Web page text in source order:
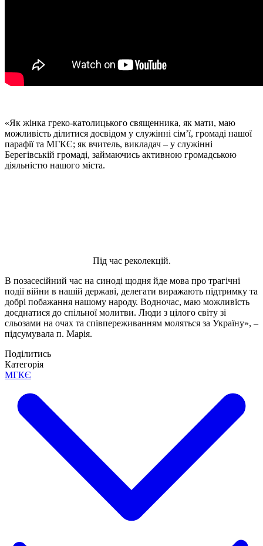
«Як жінка греко-католицького священника, як мати, маю
можливість ділитися досвідом у служінні сім’ї, громаді нашої
парафії та МГКЄ; як вчитель, викладач – у служінні
Берегівській громаді, займаючись активною громадською
діяльністю нашого міста.
Під час реколекцій.
В позасесійний час на синоді щодня йде мова про трагічні
події війни в нашій державі, делегати виражають підтримку та
добрі побажання нашому народу. Водночас, маю можливість
доєднатися до спільної молитви. Люди з цілого світу зі
сльозами на очах та співпереживанням моляться за Україну», –
підсумувала п. Марія.
Поділитись
Категорія
МГКЄ